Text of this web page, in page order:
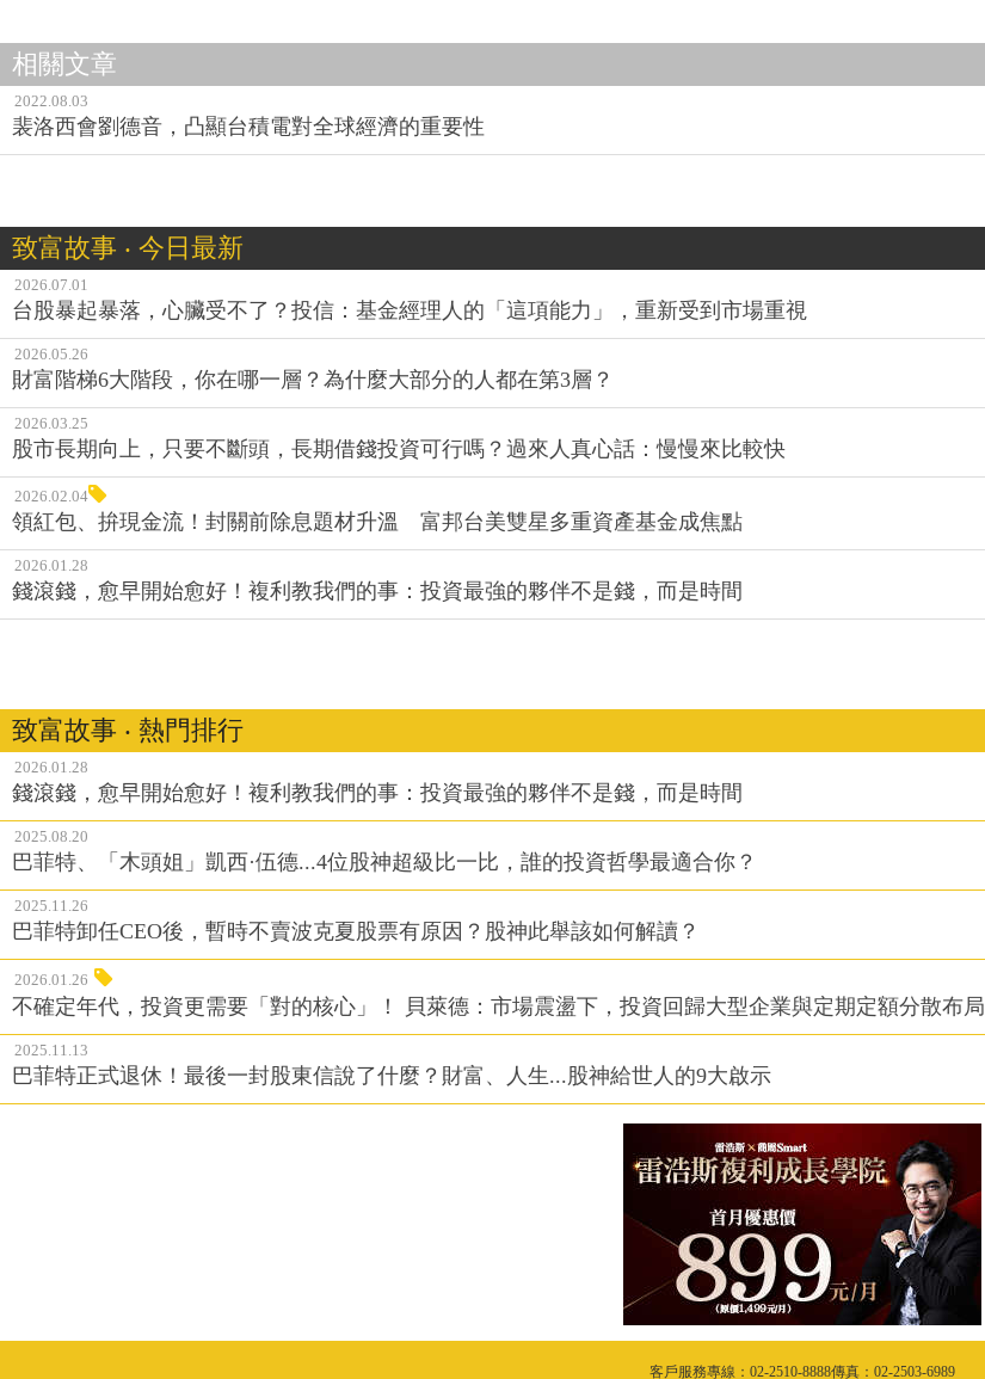
相關文章
2022.08.03
裴洛西會劉德音，凸顯台積電對全球經濟的重要性
致富故事 ‧ 今日最新
2026.07.01
台股暴起暴落，心臟受不了？投信：基金經理人的「這項能力」，重新受到市場重視
2026.05.26
財富階梯6大階段，你在哪一層？為什麼大部分的人都在第3層？
2026.03.25
股市長期向上，只要不斷頭，長期借錢投資可行嗎？過來人真心話：慢慢來比較快
2026.02.04
領紅包、拚現金流！封關前除息題材升溫 富邦台美雙星多重資產基金成焦點
2026.01.28
錢滾錢，愈早開始愈好！複利教我們的事：投資最強的夥伴不是錢，而是時間
致富故事 ‧ 熱門排行
2026.01.28
錢滾錢，愈早開始愈好！複利教我們的事：投資最強的夥伴不是錢，而是時間
2025.08.20
巴菲特、「木頭姐」凱西·伍德...4位股神超級比一比，誰的投資哲學最適合你？
2025.11.26
巴菲特卸任CEO後，暫時不賣波克夏股票有原因？股神此舉該如何解讀？
2026.01.26
不確定年代，投資更需要「對的核心」！ 貝萊德：市場震盪下，投資回歸大型企業與定期定額分散布局
2025.11.13
巴菲特正式退休！最後一封股東信說了什麼？財富、人生...股神給世人的9大啟示
客戶服務專線：02-2510-8888傳真：02-2503-6989